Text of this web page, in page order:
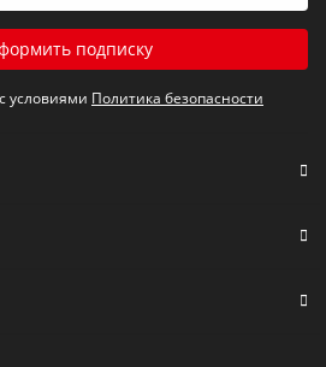
подписку
условиями Политика безопасности